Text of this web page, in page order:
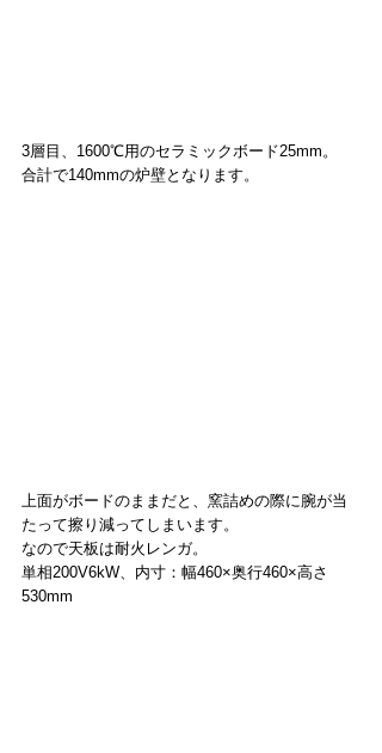
3層目、1600℃用のセラミックボード25mm。
合計で140mmの炉壁となります。
上面がボードのままだと、窯詰めの際に腕が当
たって擦り減ってしまいます。
なので天板は耐火レンガ。
単相200V6kW、内寸：幅460×奥行460×高さ
530mm